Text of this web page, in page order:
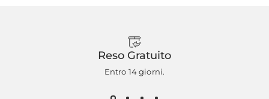
Reso Gratuito
Entro 14 giorni.